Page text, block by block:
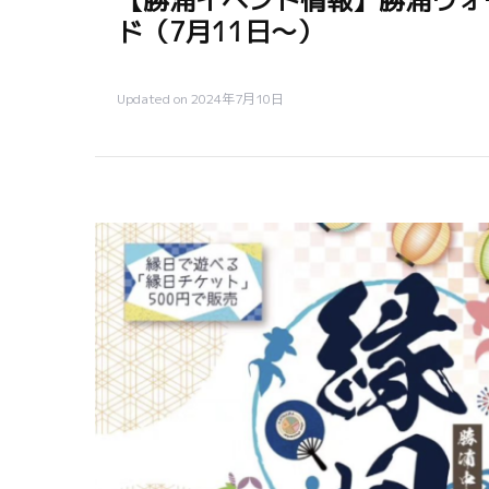
ド（7月11日～）
Updated on 2024年7月10日